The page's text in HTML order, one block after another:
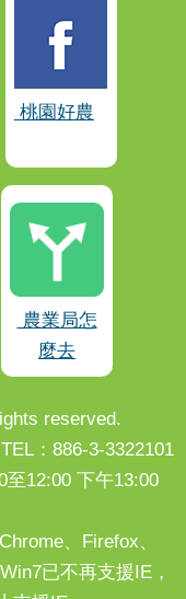
桃園好農
農業局怎
麼去
reserved.
：886-3-3322101
12:00 下午13:00
、Firefox、
已不再支援IE，